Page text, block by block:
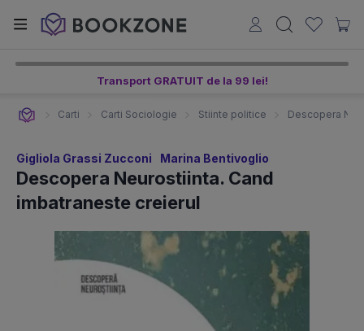
Transport GRATUIT de la 99 lei!
Carti Carti Sociologie Stiinte politice Descopera
Gigliola Grassi Zucconi Marina Bentivoglio
Descopera Neurostiinta. Cand
imbatraneste creierul